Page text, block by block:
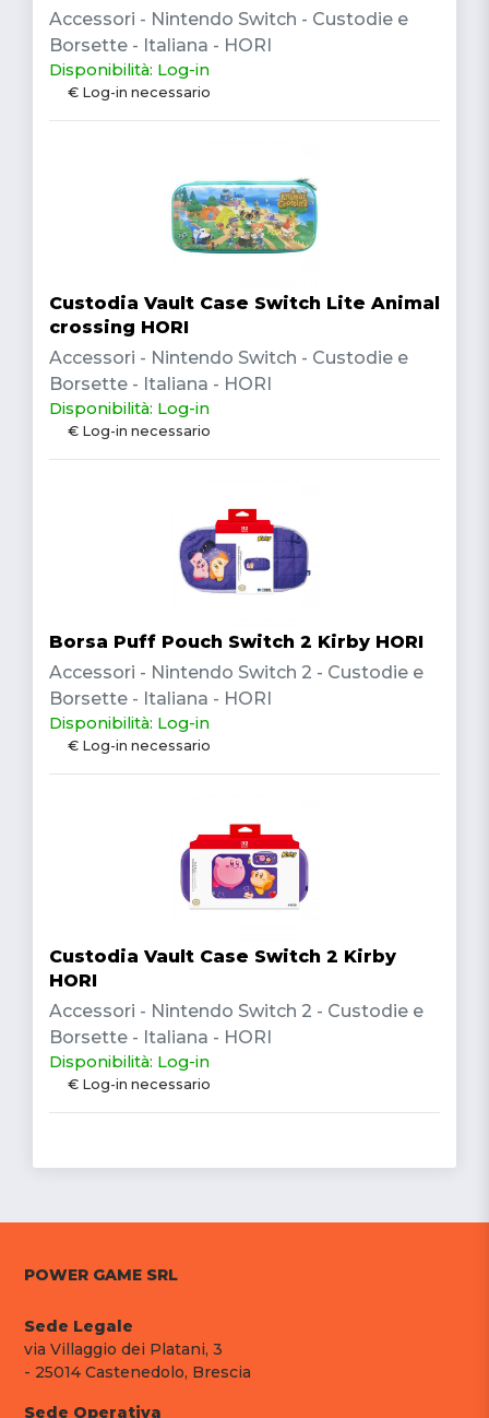
Accessori - Nintendo Switch - Custodie e
Borsette - Italiana - HORI
Disponibilità: Log-in
€ Log-in necessario
Custodia Vault Case Switch Lite Animal
crossing HORI
Accessori - Nintendo Switch - Custodie e
Borsette - Italiana - HORI
Disponibilità: Log-in
€ Log-in necessario
Borsa Puff Pouch Switch 2 Kirby HORI
Accessori - Nintendo Switch 2 - Custodie e
Borsette - Italiana - HORI
Disponibilità: Log-in
€ Log-in necessario
Custodia Vault Case Switch 2 Kirby
HORI
Accessori - Nintendo Switch 2 - Custodie e
Borsette - Italiana - HORI
Disponibilità: Log-in
€ Log-in necessario
POWER GAME SRL
Sede Legale
via Villaggio dei Platani, 3
- 25014 Castenedolo, Brescia
Sede Operativa